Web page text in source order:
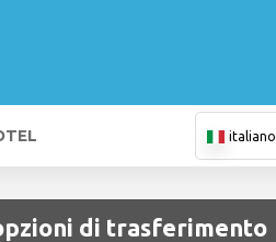
italiano
di trasferimento